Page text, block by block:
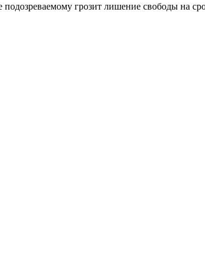
грозит лишение свободы на